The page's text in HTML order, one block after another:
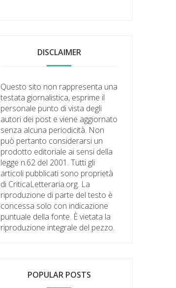
DISCLAIMER
Questo sito non rappresenta una
testata giornalistica, esprime il
personale punto di vista degli
autori dei post e viene aggiornato
senza alcuna periodicità. Non
può pertanto considerarsi un
prodotto editoriale ai sensi della
legge n.62 del 2001. Tutti gli
articoli pubblicati sono proprietà
di CriticaLetteraria.org. La
riproduzione di parte del testo è
concessa solo con indicazione
puntuale della fonte. È vietata la
riproduzione integrale del pezzo.
POPULAR POSTS